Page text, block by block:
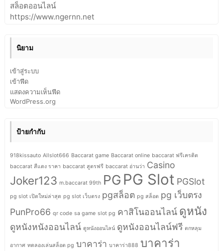
สล็อตออนไลน์
https://www.ngernn.net
นิยาม
เข้าสู่ระบบ
เข้าฟีด
แสดงความเห็นฟีด
WordPress.org
ป้ายกำกับ
918kissauto Allslot666 Baccarat game Baccarat online baccarat ฟรีเครดิต
baccarat สีแดง ราคา baccarat สูตรฟรี baccarat อ่านว่า Casino
Joker123 m.baccarat 99th PG PG Slot PGSlot
pg slot เปิดใหม่ล่าสุด pg slot เว็บตรง pgสล็อต pg สล็อต pg เว็บตรง
PunPro66 qr code sa game slot pg คาสิโนออนไลน์ ดูหนัง
ดูหนังหนังออนไลน์ ดูหนังออนไลน์ ดูหนังออนไลน์ฟรี ตกหลุม
อากาศ ทดลองเล่นสล็อต pg บาคาร่า บาคาร่า888 บาคาร่า